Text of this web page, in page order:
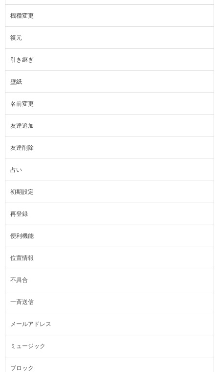
機種変更
復元
引き継ぎ
壁紙
名前変更
友達追加
友達削除
占い
初期設定
再登録
便利機能
位置情報
不具合
一斉送信
メールアドレス
ミュージック
ブロック